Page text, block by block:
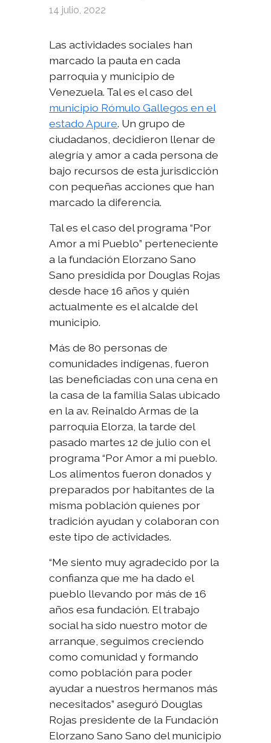
14 julio, 2022
Las actividades sociales han
marcado la pauta en cada
parroquia y municipio de
Venezuela. Tal es el caso del
municipio Rómulo Gallegos en el
estado Apure. Un grupo de
ciudadanos, decidieron llenar de
alegría y amor a cada persona de
bajo recursos de esta jurisdicción
con pequeñas acciones que han
marcado la diferencia.
Tal es el caso del programa “Por
Amor a mi Pueblo” perteneciente
a la fundación Elorzano Sano
Sano presidida por Douglas Rojas
desde hace 16 años y quién
actualmente es el alcalde del
municipio.
Más de 80 personas de
comunidades indígenas, fueron
las beneficiadas con una cena en
la casa de la familia Salas ubicado
en la av. Reinaldo Armas de la
parroquia Elorza, la tarde del
pasado martes 12 de julio con el
programa “Por Amor a mi pueblo.
Los alimentos fueron donados y
preparados por habitantes de la
misma población quienes por
tradición ayudan y colaboran con
este tipo de actividades.
“Me siento muy agradecido por la
confianza que me ha dado el
pueblo llevando por más de 16
años esa fundación. El trabajo
social ha sido nuestro motor de
arranque, seguimos creciendo
como comunidad y formando
como población para poder
ayudar a nuestros hermanos más
necesitados” aseguró Douglas
Rojas presidente de la Fundación
Elorzano Sano Sano del municipio